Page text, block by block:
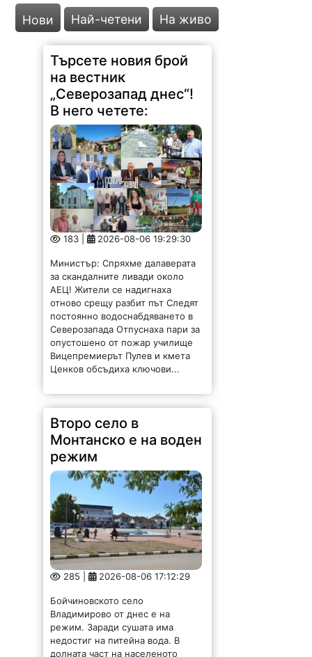
Нови Най-четени На живо
Търсете новия брой
на вестник
„Северозапад днес“!
В него четете:
183 | 2026-08-06 19:29:30
Министър: Спряхме далаверата
за скандалните ливади около
АЕЦ! Жители се надигнаха
отново срещу разбит път Следят
постоянно водоснабдяването в
Северозапада Отпуснаха пари за
опустошено от пожар училище
Вицепремиерът Пулев и кмета
Ценков обсъдиха ключови...
Второ село в
Монтанско е на воден
режим
285 | 2026-08-06 17:12:29
Бойчиновското село
Владимирово от днес е на
режим. Заради сушата има
недостиг на питейна вода. В
долната част на населеното